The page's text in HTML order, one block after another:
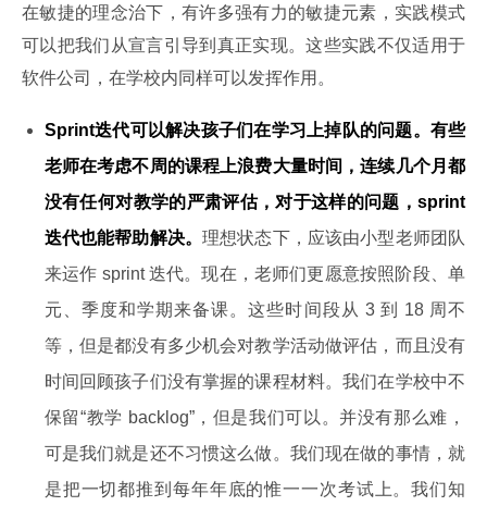
在敏捷的理念治下，有许多强有力的敏捷元素，实践模式
可以把我们从宣言引导到真正实现。这些实践不仅适用于
软件公司，在学校内同样可以发挥作用。
Sprint迭代可以解决孩子们在学习上掉队的问题。有些
老师在考虑不周的课程上浪费大量时间，连续几个月都
没有任何对教学的严肃评估，对于这样的问题，sprint
迭代也能帮助解决。理想状态下，应该由小型老师团队
来运作 sprint 迭代。现在，老师们更愿意按照阶段、单
元、季度和学期来备课。这些时间段从 3 到 18 周不
等，但是都没有多少机会对教学活动做评估，而且没有
时间回顾孩子们没有掌握的课程材料。我们在学校中不
保留“教学 backlog”，但是我们可以。并没有那么难，
可是我们就是还不习惯这么做。我们现在做的事情，就
是把一切都推到每年年底的惟一一次考试上。我们知